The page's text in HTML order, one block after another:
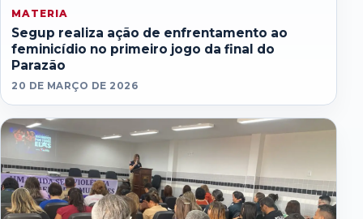
MATERIA
Segup realiza ação de enfrentamento ao
feminicídio no primeiro jogo da final do
Parazão
20 DE MARÇO DE 2026